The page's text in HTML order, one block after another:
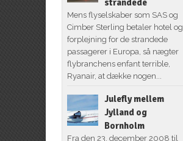
strandede
Mens flyselskaber som SAS og
Cimber Sterling betaler hotel og
forplejning for de strandede
passagerer i Europa, så nægter
flybranchens enfant terrible,
Ryanair, at dække nogen...
Julefly mellem
Jylland og
Bornholm
Fra den 23. december 2008 til